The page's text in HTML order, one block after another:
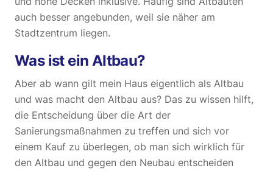
auch besser angebunden, weil sie näher am
Stadtzentrum liegen.
Was ist ein Altbau?
Aber ab wann gilt mein Haus eigentlich als Altbau
und was macht den Altbau aus? Das zu wissen hilft,
die Entscheidung über die Art der
Sanierungsmaßnahmen zu treffen und sich vor
einem Kauf zu überlegen, ob man sich wirklich für
den Altbau und gegen den Neubau entscheiden